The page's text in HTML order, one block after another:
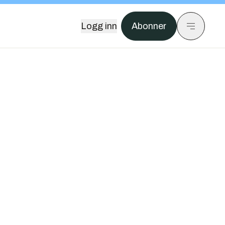
Logg inn Abonner